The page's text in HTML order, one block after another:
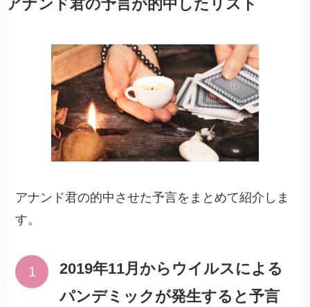
アナンド君の予言が的中したリスト
アナンド君の的中させた予言をまとめて紹介しま
す。
2019年11月からウイルスによる
パンデミックが発生すると予言